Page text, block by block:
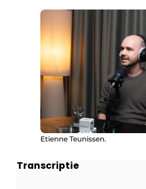
Etienne Teunissen.
Transcriptie